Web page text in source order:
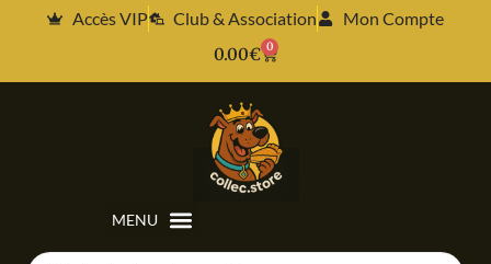
Accès VIP Club & Association
Mon Compte
0.00€ 0